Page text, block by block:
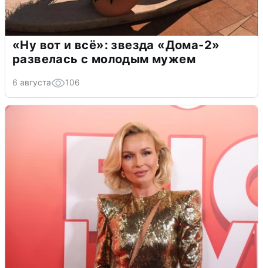
«Ну вот и всё»: звезда «Дома-2»
развелась с молодым мужем
6 августа 106